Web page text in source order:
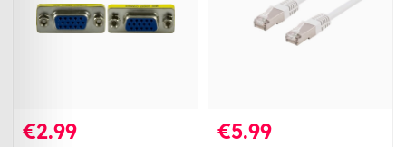
€2.99 €5.99